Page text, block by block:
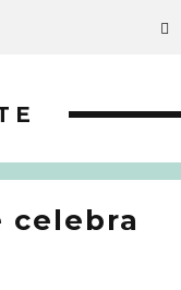
celebra